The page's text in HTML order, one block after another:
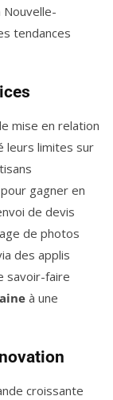
tendances
mise en relation
leurs limites sur
gagner en
de devis
de photos
des applis
savoir-faire
à une
croissante